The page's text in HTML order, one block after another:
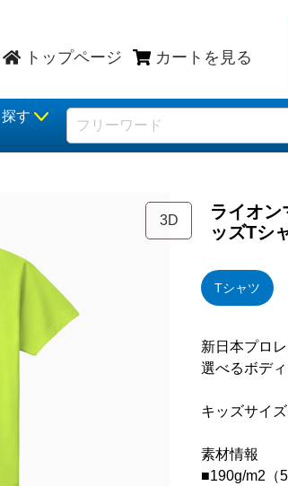
トップページ カートを見る
す
3D
ライオ
ッズTシ
Tシャツ
新日本プロ
選べるボデ
キッズサイ
素材情報
■190g/m2（